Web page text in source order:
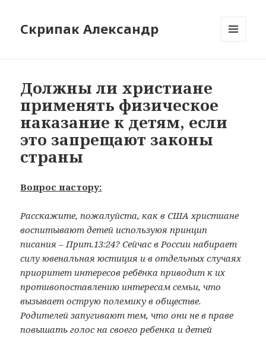
Скрипак Александр
Должны ли христиане
применять физическое
наказание к детям, если
это запрещают законы
страны
Вопрос пастору:
Расскажите, пожалуйста, как в США христиане
воспитывают детей используюя принцип
писания – Прит.13:24? Сейчас в России набирает
силу ювенальная юстиция и в отдельных случаях
приоритет интересов ребёнка приводит к их
противопоставлению интересам семьи, что
вызывает острую полемику в обществе.
Родителей запугивают тем, что они не в праве
повышать голос на своего ребенка и детей